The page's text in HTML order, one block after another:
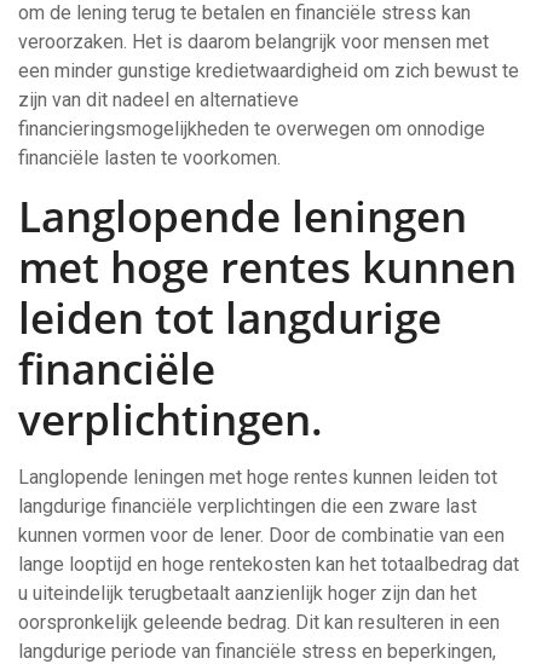
om de lening terug te betalen en financiële stress kan
veroorzaken. Het is daarom belangrijk voor mensen met
een minder gunstige kredietwaardigheid om zich bewust te
zijn van dit nadeel en alternatieve
financieringsmogelijkheden te overwegen om onnodige
financiële lasten te voorkomen.
Langlopende leningen
met hoge rentes kunnen
leiden tot langdurige
financiële
verplichtingen.
Langlopende leningen met hoge rentes kunnen leiden tot
langdurige financiële verplichtingen die een zware last
kunnen vormen voor de lener. Door de combinatie van een
lange looptijd en hoge rentekosten kan het totaalbedrag dat
u uiteindelijk terugbetaalt aanzienlijk hoger zijn dan het
oorspronkelijk geleende bedrag. Dit kan resulteren in een
langdurige periode van financiële stress en beperkingen,